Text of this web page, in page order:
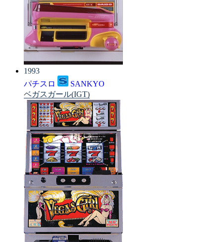
1993
パチスロ
SANKYO
ベガスガール(IGT)